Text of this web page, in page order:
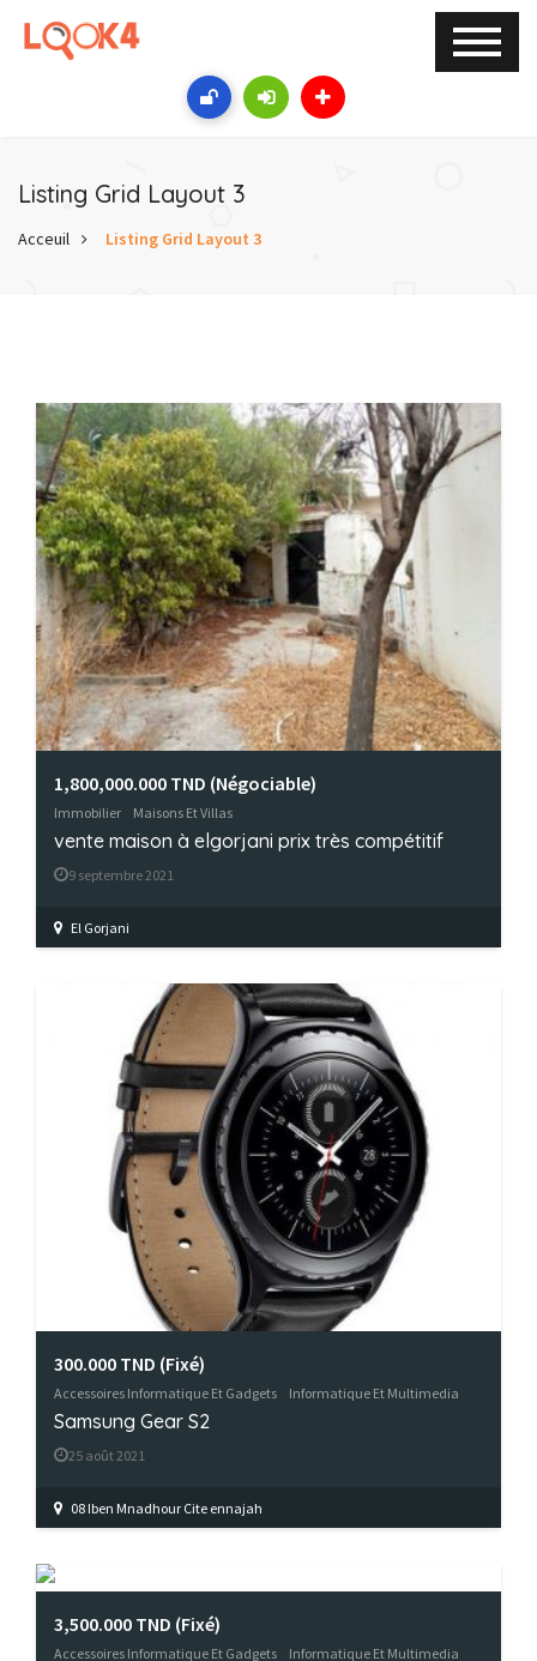
Listing Grid Layout 3
Acceuil Listing Grid Layout 3
1,800,000.000 TND (Négociable)
Immobilier Maisons Et Villas
vente maison à elgorjani prix très compétitif
9 septembre 2021
El Gorjani
300.000 TND (Fixé)
Accessoires Informatique Et Gadgets Informatique Et Multimedia
Samsung Gear S2
25 août 2021
08 Iben Mnadhour Cite ennajah
3,500.000 TND (Fixé)
Accessoires Informatique Et Gadgets Informatique Et Multimedia